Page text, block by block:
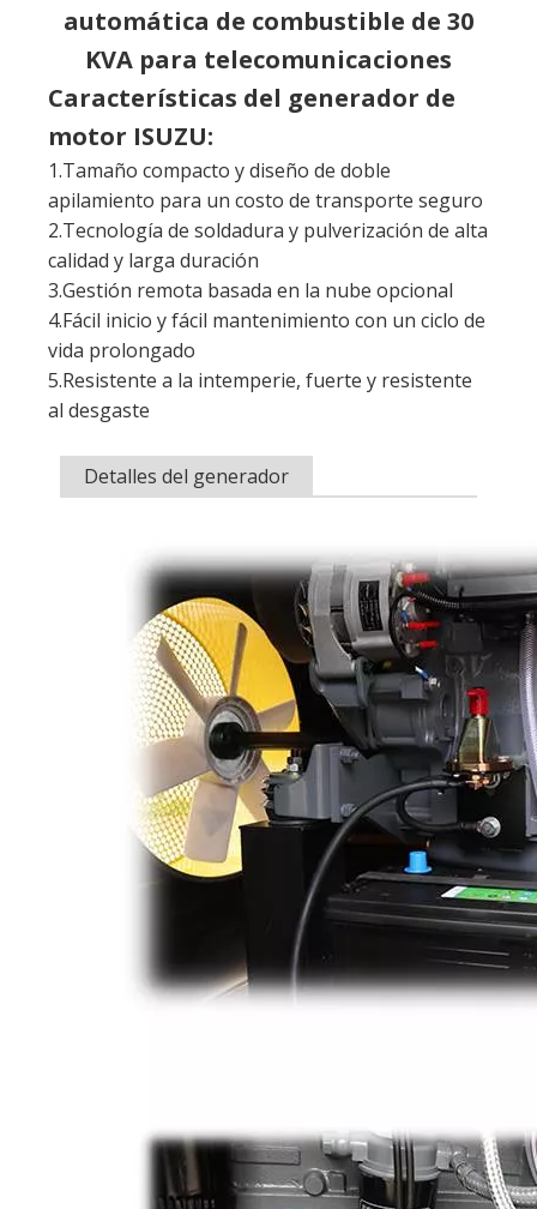
automática de combustible de 30
KVA para telecomunicaciones
Características del generador de
motor ISUZU:
1.Tamaño compacto y diseño de doble
apilamiento para un costo de transporte seguro
2.Tecnología de soldadura y pulverización de alta
calidad y larga duración
3.Gestión remota basada en la nube opcional
4.Fácil inicio y fácil mantenimiento con un ciclo de
vida prolongado
5.Resistente a la intemperie, fuerte y resistente
al desgaste
Detalles del generador